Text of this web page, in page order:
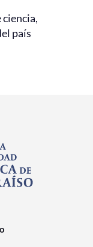
ciencia,
país